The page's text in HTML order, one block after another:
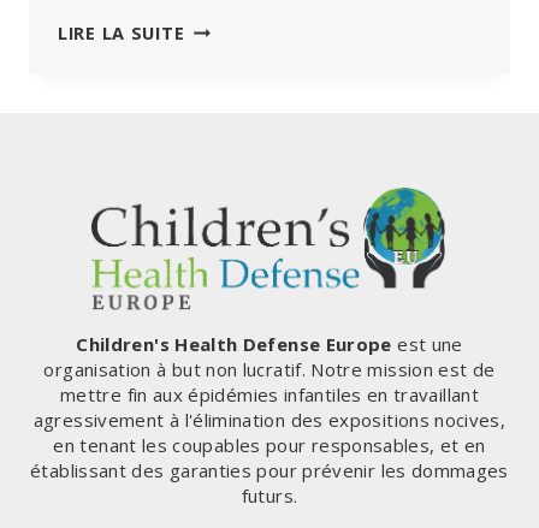
LIRE LA SUITE LE
DROIT
DE
PAYER
EN
ESPÈCES.
Children's Health Defense Europe est une
organisation à but non lucratif. Notre mission est de
mettre fin aux épidémies infantiles en travaillant
agressivement à l'élimination des expositions nocives,
en tenant les coupables pour responsables, et en
établissant des garanties pour prévenir les dommages
futurs.